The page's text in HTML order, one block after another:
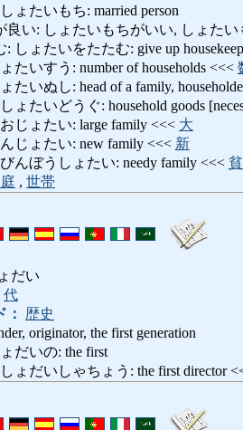
ょたいもち: married person
良い: しょたいもちがいい, しょたい
: しょたいをたたむ: give up
たいすう: number of households <<<
たいぬし: head of a family,
ょたいどうぐ: household goods
じょたい: large family <<< 大
じょたい: new family <<< 新
んぼうしょたい: needy family <<<
, 世帯
だい
代
：
歴史
originator, the first generation
だいの: the first
ょだいしゃちょう: the first director